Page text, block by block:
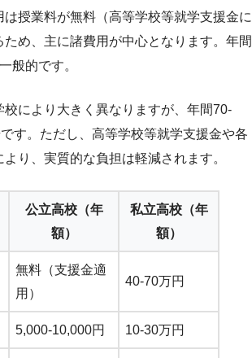
は授業料が無料（高等学校等就学支援金に
ため、主に諸費用が中心となります。年間
般的です。
校により大きく異なりますが、年間70-
す。ただし、高等学校等就学支援金や各
り、実質的な負担は軽減されます。
公立高校（年
額）
私立高校（年
額）
無料（支援金適
用）
40-70万円
5,000-10,000円 10-30万円